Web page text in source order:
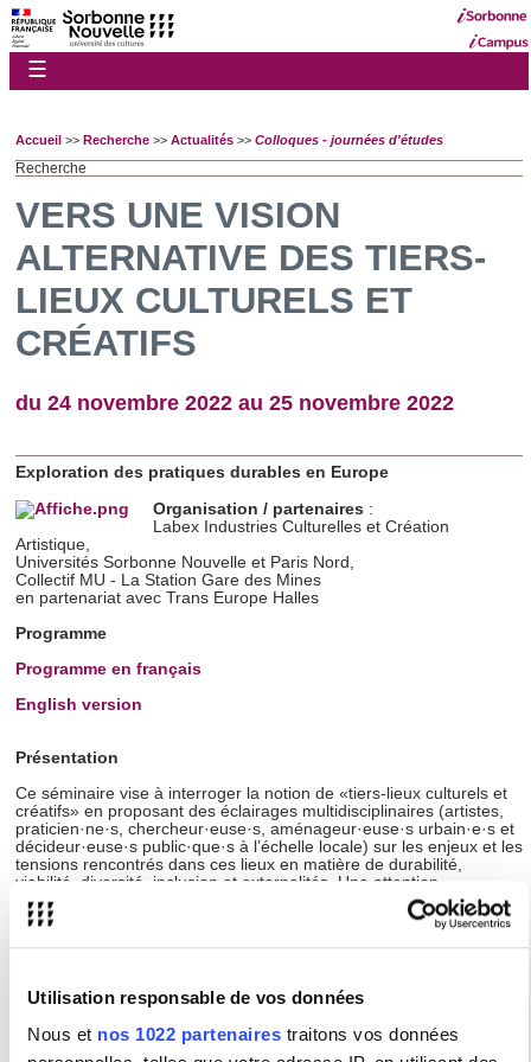
Utilisation responsable de vos données
Nous et nos 1022 partenaires traitons vos données
☰
Accueil >> Recherche >> Actualités >> Colloques - journées d'études
Recherche
VERS UNE VISION
ALTERNATIVE DES TIERS-
LIEUX CULTURELS ET
CRÉATIFS
du 24 novembre 2022 au 25 novembre 2022
Exploration des pratiques durables en Europe
Organisation / partenaires :
Labex Industries Culturelles et Création
Artistique,
Universités Sorbonne Nouvelle et Paris Nord,
Collectif MU - La Station Gare des Mines
en partenariat avec Trans Europe Halles
Programme
Programme en français
English version
Présentation
Ce séminaire vise à interroger la notion de «tiers-lieux culturels et
créatifs» en proposant des éclairages multidisciplinaires (artistes,
praticien·ne·s, chercheur·euse·s, aménageur·euse·s urbain·e·s et
décideur·euse·s public·que·s à l’échelle locale) sur les enjeux et les
tensions rencontrés dans ces lieux en matière de durabilité,
viabilité, diversité, inclusion et externalités. Une attention
particulière sera donnée aux politiques actuelles qui améliorent ou
nuisent le développement de ces lieux.
Notre objectif final est de créer un think tank européen afin de
particulier, s’interroger sur comment ces lieux peuvent constituer
des alternatives pour vivre, créer et travailler collectivement, à
travers une nouvelle esthétique européenne définie par des milieux
inclusifs, démocratiques et présentant des formes esthétiques et